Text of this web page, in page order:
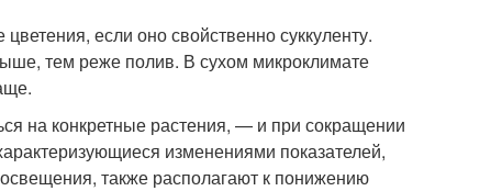
если оно свойственно суккуленту.
тем реже полив. В сухом микроклимате
на конкретные растения, — и при сокращении
изменениями показателей,
также располагают к понижению